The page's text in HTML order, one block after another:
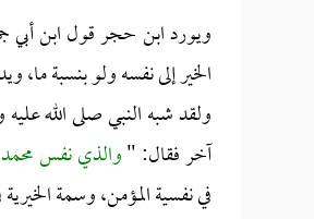
ويورد ابن حجر قول ابن أبي
الخير إلى نفسه ولو بنسبة
ولقد شبه النبي صلى الله
آخر فقال: "والذي نفس
في نفسية المؤمن، وسمة